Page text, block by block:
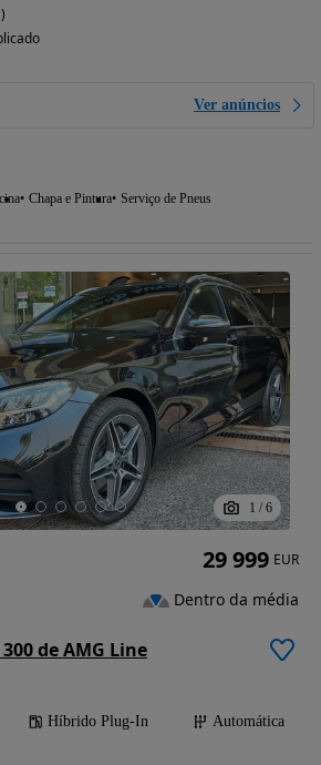
Ver anúncios
Chapa e Pintura Serviço de Pneus
1 / 6
de AMG Line
Híbrido Plug-In
Automática
29 999 EUR
Dentro da média